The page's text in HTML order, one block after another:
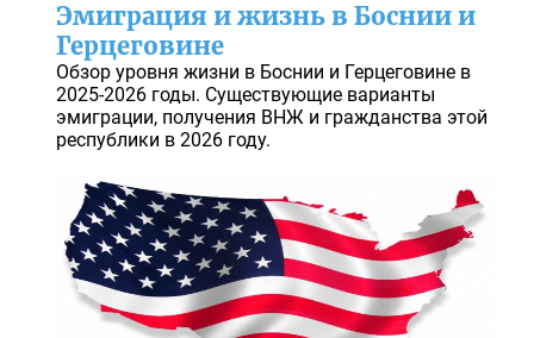
Эмиграция и жизнь в Боснии и
Герцеговине
Обзор уровня жизни в Боснии и Герцеговине в
2025-2026 годы. Существующие варианты
эмиграции, получения ВНЖ и гражданства этой
республики в 2026 году.